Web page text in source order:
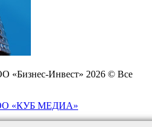
«Бизнес-Инвест» 2026 © Все
«КУБ МЕДИА»